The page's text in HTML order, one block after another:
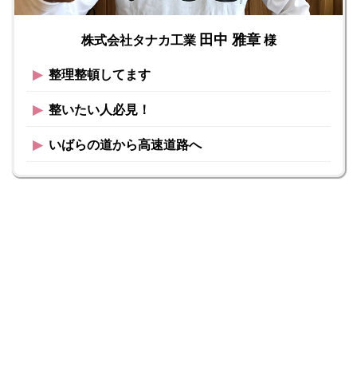
株式会社タナカ工業 田中 雅章様
▶︎ 整理整頓してます
▶︎ 整いたい人必見！
▶︎ いばらの道から高速道路へ